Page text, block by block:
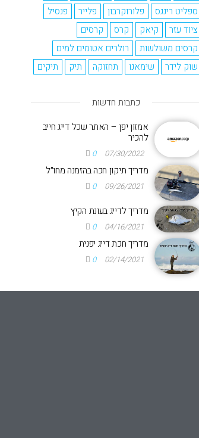
ספליט רינגס
פלורוקרבון פלייר
פנסיל
ציוד עזר
קיאק קרס
קרסים
קרסים משולשות
רולרים אטומים למים
שוק לידר
שימאנו תחזוקה תיק תיקים
כתבות חדשות
אמזון יפן – האתר שכל דייג חייב
להכיר
07/30/2022
0
מדריך תיקון חכה בהזמנה מחו"ל
09/26/2021
0
מדריך לדייג בעונת הקיץ
04/16/2021
0
מדריך חכת דייג יפנית
02/14/2021
0